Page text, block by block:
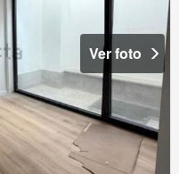
Ver foto